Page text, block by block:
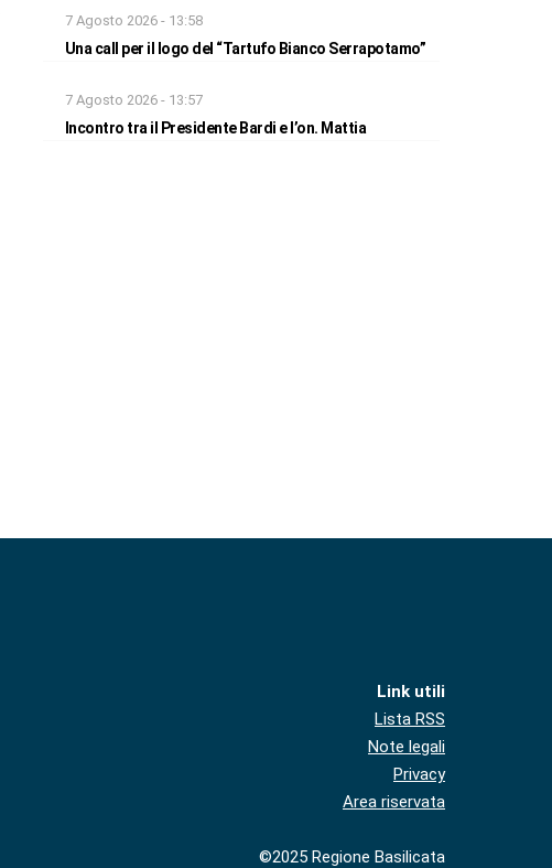
7 Agosto 2026 - 13:58
Una call per il logo del “Tartufo Bianco Serrapotamo”
7 Agosto 2026 - 13:57
Incontro tra il Presidente Bardi e l’on. Mattia
Link utili
Lista RSS
Note legali
Privacy
Area riservata
©2025 Regione Basilicata